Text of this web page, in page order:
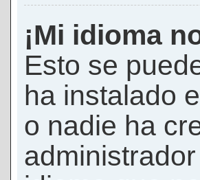
¡Mi idioma
Esto se
ha instalado
o nadie ha